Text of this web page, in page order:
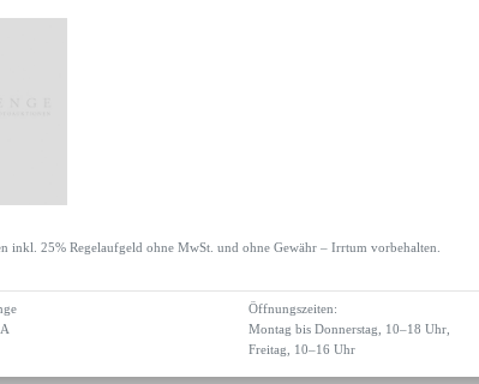
inkl. 25% Regelaufgeld ohne MwSt. und ohne Gewähr – Irrtum vorbehalten.
Öffnungszeiten:
Montag bis Donnerstag, 10–18 Uhr,
Freitag, 10–16 Uhr